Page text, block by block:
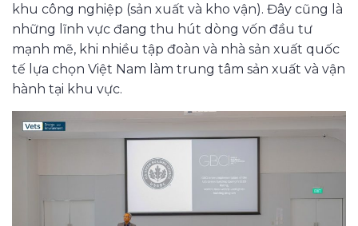
khu công nghiệp (sản xuất và kho vận). Đây cũng là
những lĩnh vực đang thu hút dòng vốn đầu tư
mạnh mẽ, khi nhiều tập đoàn và nhà sản xuất quốc
tế lựa chọn Việt Nam làm trung tâm sản xuất và vận
hành tại khu vực.